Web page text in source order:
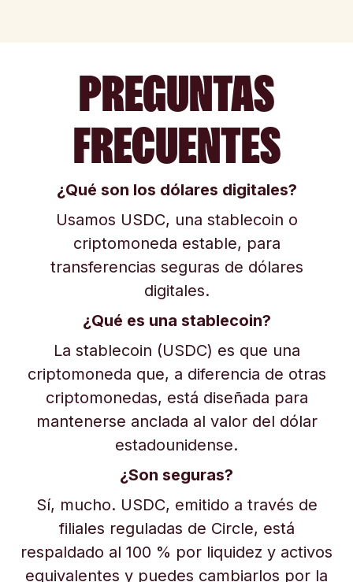
PREGUNTAS
FRECUENTES
¿Qué son los dólares digitales?
Usamos USDC, una stablecoin o
criptomoneda estable, para
transferencias seguras de dólares
digitales.
¿Qué es una stablecoin?
La stablecoin (USDC) es que una
criptomoneda que, a diferencia de otras
criptomonedas, está diseñada para
mantenerse anclada al valor del dólar
estadounidense.
¿Son seguras?
Sí, mucho. USDC, emitido a través de
filiales reguladas de Circle, está
respaldado al 100 % por liquidez y activos
equivalentes y puedes cambiarlos por la